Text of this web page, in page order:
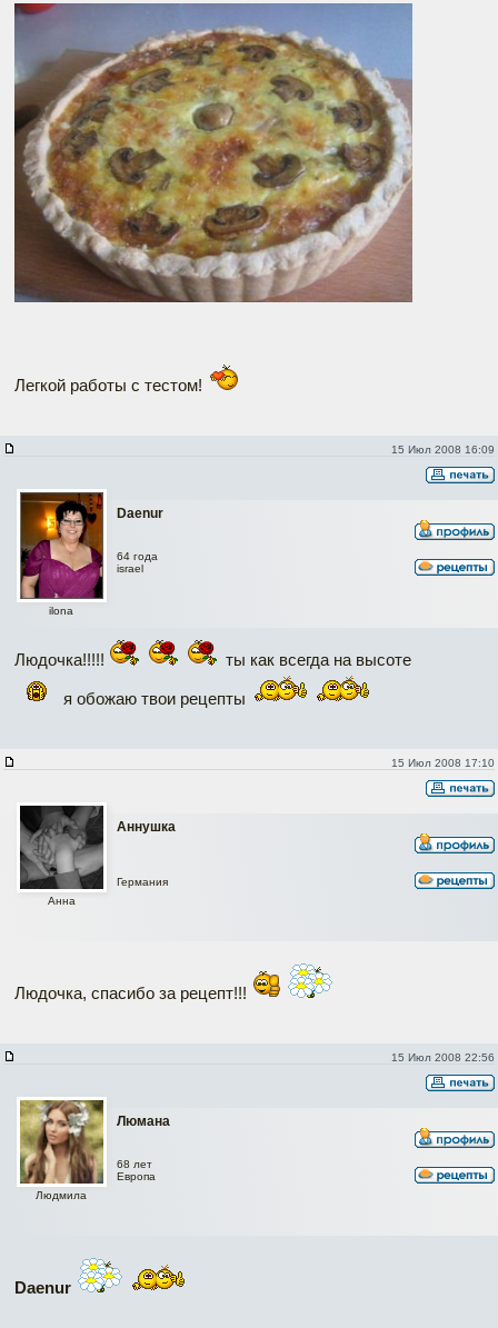
Легкой работы с тестом!
15 Июл 2008 16:09
Daenur
ilona
64 года
israel
Людочка!!!!! ты как всегда на высоте
я обожаю твои рецепты
15 Июл 2008 17:10
Аннушка
Аннa
Германия
Людочка, спасибо за рецепт!!!
15 Июл 2008 22:56
Люмана
Людмила
68 лет
Европа
Daenur